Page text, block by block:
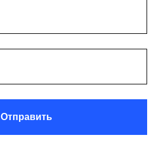
Отправить